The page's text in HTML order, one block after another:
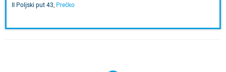
II Poljski put 43 Prečko